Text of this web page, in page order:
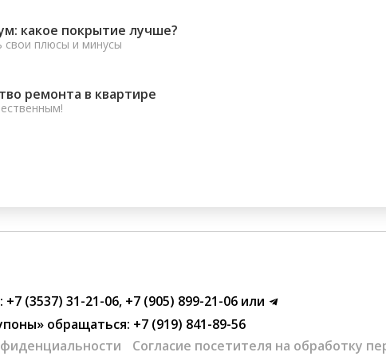
какое покрытие лучше?
свои плюсы и минусы
ремонта в квартире
: +7 (3537) 31-21-06, +7 (905) 899-21-06 или
обращаться: +7 (919) 841-89-56
Согласие посетителя на обработку